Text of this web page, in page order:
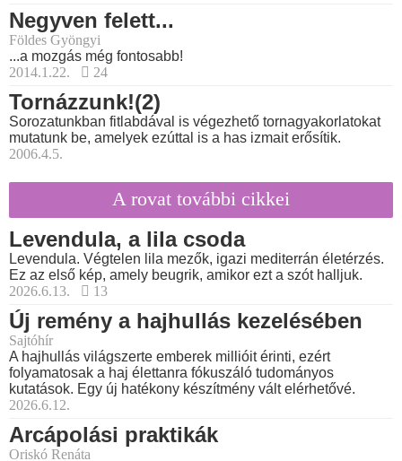
Negyven felett...
Földes Gyöngyi
...a mozgás még fontosabb!
2014.1.22.
24
Tornázzunk!(2)
Sorozatunkban fitlabdával is végezhető tornagyakorlatokat
mutatunk be, amelyek ezúttal is a has izmait erősítik.
2006.4.5.
A rovat további cikkei
Levendula, a lila csoda
Levendula. Végtelen lila mezők, igazi mediterrán életérzés.
Ez az első kép, amely beugrik, amikor ezt a szót halljuk.
2026.6.13.
13
Új remény a hajhullás kezelésében
Sajtóhír
A hajhullás világszerte emberek millióit érinti, ezért
folyamatosak a haj élettanra fókuszáló tudományos
kutatások. Egy új hatékony készítmény vált elérhetővé.
2026.6.12.
Arcápolási praktikák
Oriskó Renáta